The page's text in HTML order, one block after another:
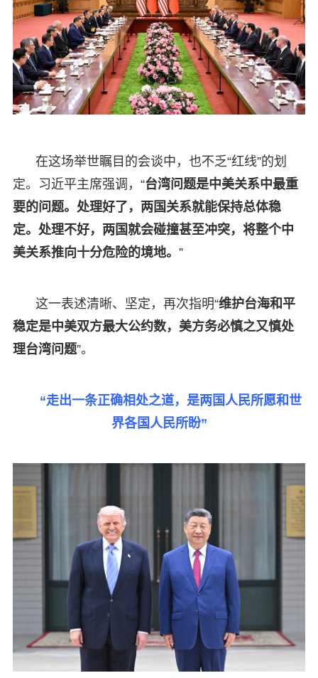
在这场举世瞩目的会谈中，也不乏“红线”的划
定。习近平主席强调，“台湾问题是中美关系中最重
要的问题。处理好了，两国关系就能保持总体稳
定。处理不好，两国就会碰撞甚至冲突，将整个中
美关系推向十分危险的境地。 ”
这一表述清晰、坚定，再次指明“维护台海和平
稳定是中美双方最大公约数，美方务必慎之又慎处
理台湾问题”。
“走出一条正确相处之道，是两国人民所愿和世
界各国人民所盼”